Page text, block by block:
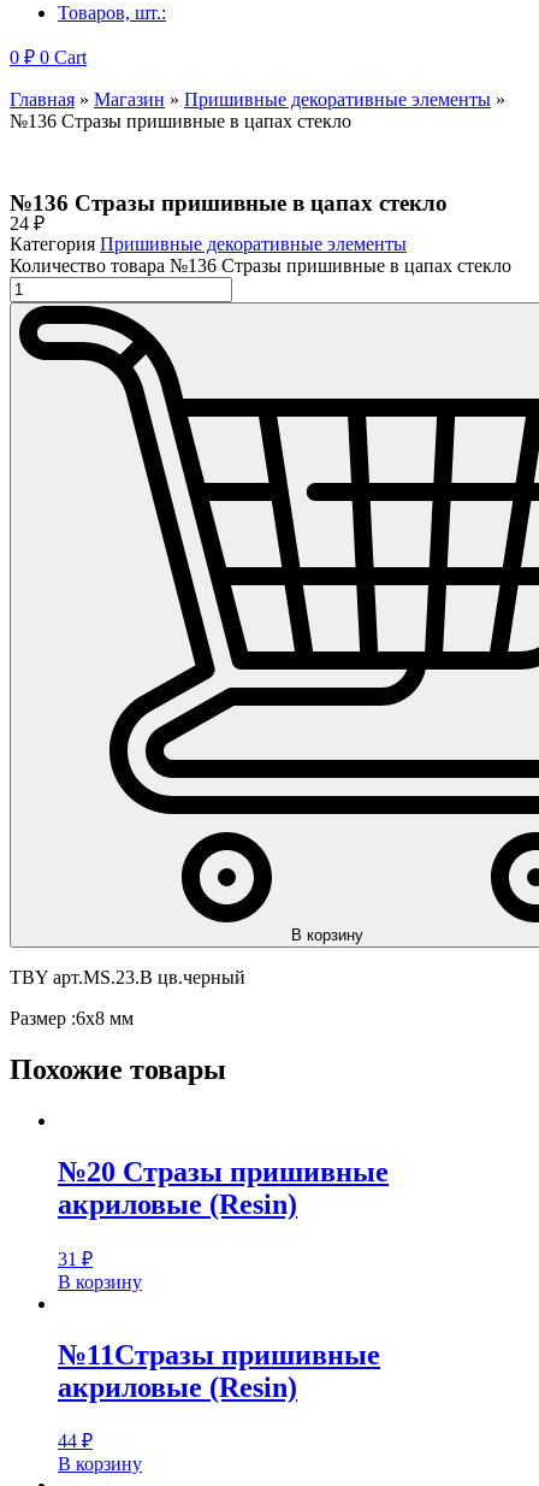
Товаров, шт.:
0 ₽ 0 Cart
Главная » Магазин » Пришивные декоративные элементы »
№136 Стразы пришивные в цапах стекло
№136 Стразы пришивные в цапах стекло
24 ₽
Категория Пришивные декоративные элементы
Количество товара №136 Стразы пришивные в цапах стекло
В корзину
TBY арт.MS.23.B цв.черный
Размер :6х8 мм
Похожие товары
№20 Стразы пришивные
акриловые (Resin)
31 ₽
В корзину
№11Стразы пришивные
акриловые (Resin)
44 ₽
В корзину